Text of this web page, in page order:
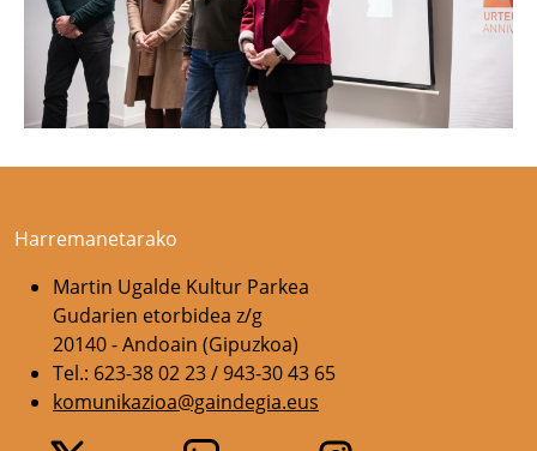
Harremanetarako
Martin Ugalde Kultur Parkea
Gudarien etorbidea z/g
20140 - Andoain (Gipuzkoa)
Tel.: 623-38 02 23 / 943-30 43 65
komunikazioa@gaindegia.eus